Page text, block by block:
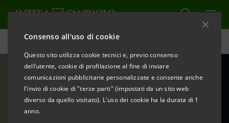
Consenso all'uso di cookie
Questo sito utilizza cookie tecnici e, previo consenso
dell’utente, cookie di profilazione al fine di inviare
comunicazioni pubblicitarie personalizzate e consente anche
l'invio di cookie di "terze parti" (impostati da un sito web
diverso da quello visitato). L'uso dei cookie ha la durata di 1
anno.
Homepage